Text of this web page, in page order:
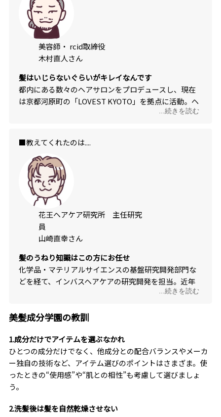
美容師・ rcid取締役
木村直人さん
髪はいじらないぐらいがキレイなんです
都内にある数々のヘアサロンをプロデュースし、現在
は京都河原町の「LOVEST KYOTO」を拠点に活動。ヘ
...続きを読む
■教えてくれたのは....
花王ヘアケア研究所 主任研究
員
山崎直幸さん
髪のうねり知識はこの方にお任せ
化学品・マテリアルサイエンスの基盤研究開発部門な
どを経て、インバスヘアケアの研究開発を担当。近年
...続きを読む
美髪成分学園の教訓
1.成分だけでアイテムを選ぶなかれ
ひとつの成分だけでなく、他成分との配合バランスやメーカ
ー独自の技術など、アイテム選びのポイントはさまざま。使
ったときの“使用感”や“肌との相性”も考慮して選びましょ
う。
2.洗髪後は髪を自然乾燥させない